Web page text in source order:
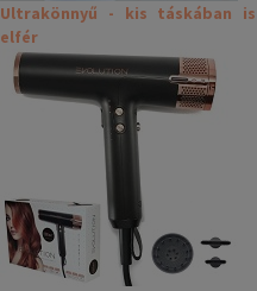
Ultrakönnyű - kis táskában is
elfér